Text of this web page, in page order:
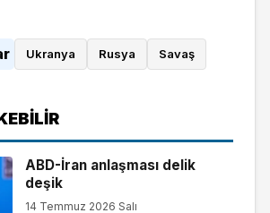
Ukranya Rusya Savaş
ABD-İran anlaşması delik
deşik
14 Temmuz 2026 Salı